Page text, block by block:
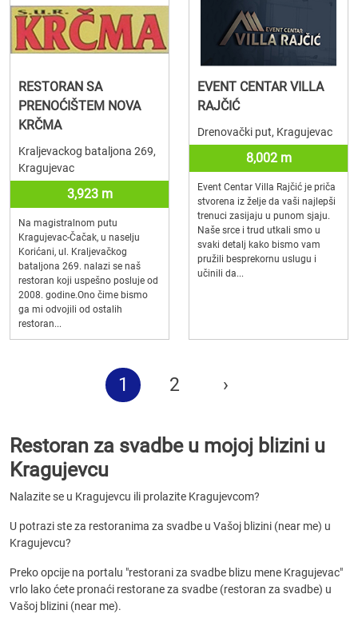
RESTORAN SA
PRENOĆIŠTEM NOVA
KRČMA
Kraljevackog bataljona 269,
Kragujevac
3,923 m
Na magistralnom putu
Kragujevac-Čačak, u naselju
Korićani, ul. Kraljevačkog
bataljona 269. nalazi se naš
restoran koji uspešno posluje od
2008. godine.Ono čime bismo
ga mi odvojili od ostalih
restoran...
EVENT CENTAR VILLA
RAJČIĆ
Drenovački put, Kragujevac
8,002 m
Event Centar Villa Rajčić je priča
stvorena iz želje da vaši najlepši
trenuci zasijaju u punom sjaju.
Naše srce i trud utkali smo u
svaki detalj kako bismo vam
pružili besprekornu uslugu i
učinili da...
1 2 ›
Restoran za svadbe u mojoj blizini u
Kragujevcu
Nalazite se u Kragujevcu ili prolazite Kragujevcom?
U potrazi ste za restoranima za svadbe u Vašoj blizini (near me) u
Kragujevcu?
Preko opcije na portalu "restorani za svadbe blizu mene Kragujevac"
vrlo lako ćete pronaći restorane za svadbe (restoran za svadbe) u
Vašoj blizini (near me).